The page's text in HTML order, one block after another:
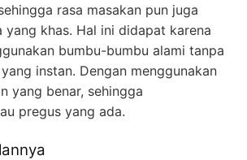
rasa masakan pun juga
yang khas. Hal ini didapat karena
bumbu-bumbu alami tanpa
instan. Dengan menggunakan
yang benar, sehingga
pregus yang ada.